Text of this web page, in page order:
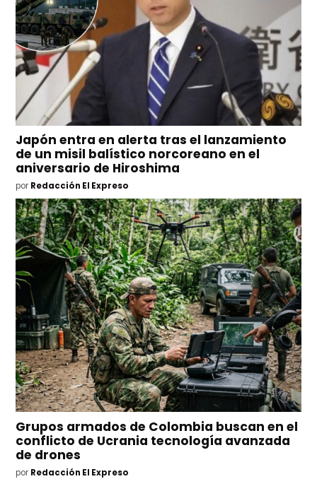
Japón entra en alerta tras el lanzamiento
de un misil balístico norcoreano en el
aniversario de Hiroshima
por Redacción El Expreso
Grupos armados de Colombia buscan en el
conflicto de Ucrania tecnología avanzada
de drones
por Redacción El Expreso